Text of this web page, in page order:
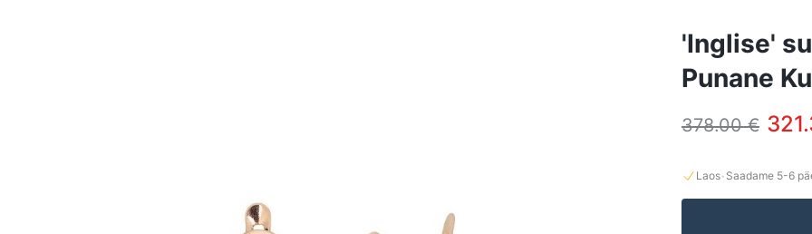
'Inglise'
Punane
378.00 €
Laos· Saadame 5-6